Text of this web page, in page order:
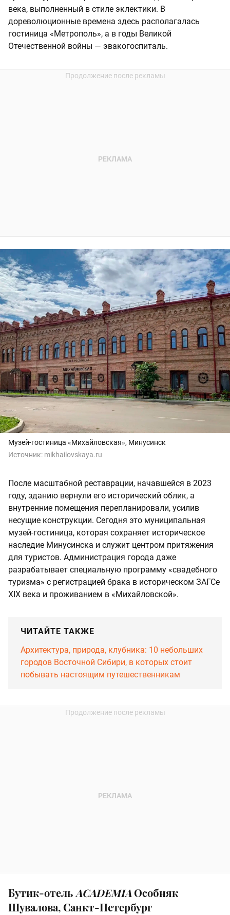
века, выполненный в стиле эклектики. В
дореволюционные времена здесь располагалась
гостиница «Метрополь», а в годы Великой
Отечественной войны — эвакогоспиталь.
Музей-гостиница «Михайловская», Минусинск
Источник: mikhailovskaya.ru
После масштабной реставрации, начавшейся в 2023
году, зданию вернули его исторический облик, а
внутренние помещения перепланировали, усилив
несущие конструкции. Сегодня это муниципальная
музей-гостиница, которая сохраняет историческое
наследие Минусинска и служит центром притяжения
для туристов. Администрация города даже
разрабатывает специальную программу «свадебного
туризма» с регистрацией брака в историческом ЗАГСе
XIX века и проживанием в «Михайловской».
ЧИТАЙТЕ ТАКЖЕ
Архитектура, природа, клубника: 10 небольших
городов Восточной Сибири, в которых стоит
побывать настоящим путешественникам
Бутик-отельACADEMIAОсобняк
Шувалова, Санкт-Петербург